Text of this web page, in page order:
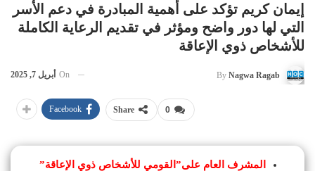
إيمان كريم تؤكد على أهمية المبادرة في دعم الأسر
التي لها دور واضح ومؤثر في تقديم الرعاية الكاملة
للأشخاص ذوي الإعاقة
By Nagwa Ragab
On أبريل 7, 2025
0
Share
Facebook
المشرف العام على”القومي للأشخاص ذوي الإعاقة”